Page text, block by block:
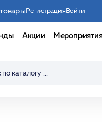
РегистрацияВойти
Акции